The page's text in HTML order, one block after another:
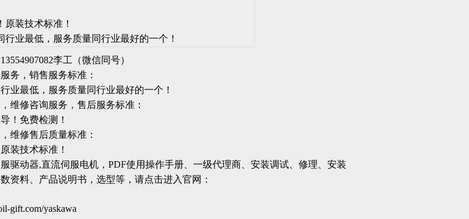
原装技术标准！
行业最低，服务质量同行业最好的一个！
李工（微信同号）
务，销售服务标准：
业最低，服务质量同行业最好的一个！
维修咨询服务，售后服务标准：
！免费检测！
维修售后质量标准：
装技术标准！
驱动器,直流伺服电机，PDF使用操作手册、一级代理商、安装调试、修理、安装
资料、产品说明书，选型等，请点击进入官网：
gift.com/yaskawa